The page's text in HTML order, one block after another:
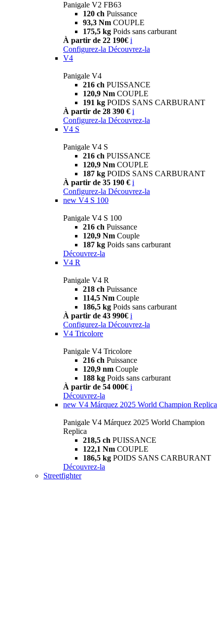
Panigale V2 FB63
120 ch Puissance
93,3 Nm COUPLE
175,5 kg Poids sans carburant
À partir de 22 190€ i
Configurez-la Découvrez-la
V4
Panigale V4
216 ch PUISSANCE
120,9 Nm COUPLE
191 kg POIDS SANS CARBURANT
À partir de 28 390 € i
Configurez-la Découvrez-la
V4 S
Panigale V4 S
216 ch PUISSANCE
120,9 Nm COUPLE
187 kg POIDS SANS CARBURANT
À partir de 35 190 € i
Configurez-la Découvrez-la
new V4 S 100
Panigale V4 S 100
216 ch Puissance
120,9 Nm Couple
187 kg Poids sans carburant
Découvrez-la
V4 R
Panigale V4 R
218 ch Puissance
114,5 Nm Couple
186,5 kg Poids sans carburant
À partir de 43 990€ i
Configurez-la Découvrez-la
V4 Tricolore
Panigale V4 Tricolore
216 ch Puissance
120,9 nm Couple
188 kg Poids sans carburant
À partir de 54 000€ i
Découvrez-la
new V4 Márquez 2025 World Champion Replica
Panigale V4 Márquez 2025 World Champion
Replica
218,5 ch PUISSANCE
122,1 Nm COUPLE
186,5 kg POIDS SANS CARBURANT
Découvrez-la
Streetfighter